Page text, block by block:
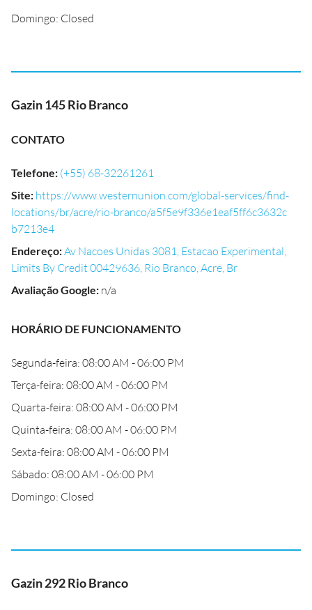
Domingo: Closed
Gazin 145 Rio Branco
CONTATO
Telefone: (+55) 68-32261261
Site: https://www.westernunion.com/global-services/find-
locations/br/acre/rio-branco/a5f5e9f336e1eaf5ff6c3632c
b7213e4
Endereço:Av Nacoes Unidas 3081, Estacao Experimental,
Limits By Credit 00429636, Rio Branco, Acre, Br
Avaliação Google: n/a
HORÁRIO DE FUNCIONAMENTO
Segunda-feira: 08:00 AM - 06:00 PM
Terça-feira: 08:00 AM - 06:00 PM
Quarta-feira: 08:00 AM - 06:00 PM
Quinta-feira: 08:00 AM - 06:00 PM
Sexta-feira: 08:00 AM - 06:00 PM
Sábado: 08:00 AM - 06:00 PM
Domingo: Closed
Gazin 292 Rio Branco